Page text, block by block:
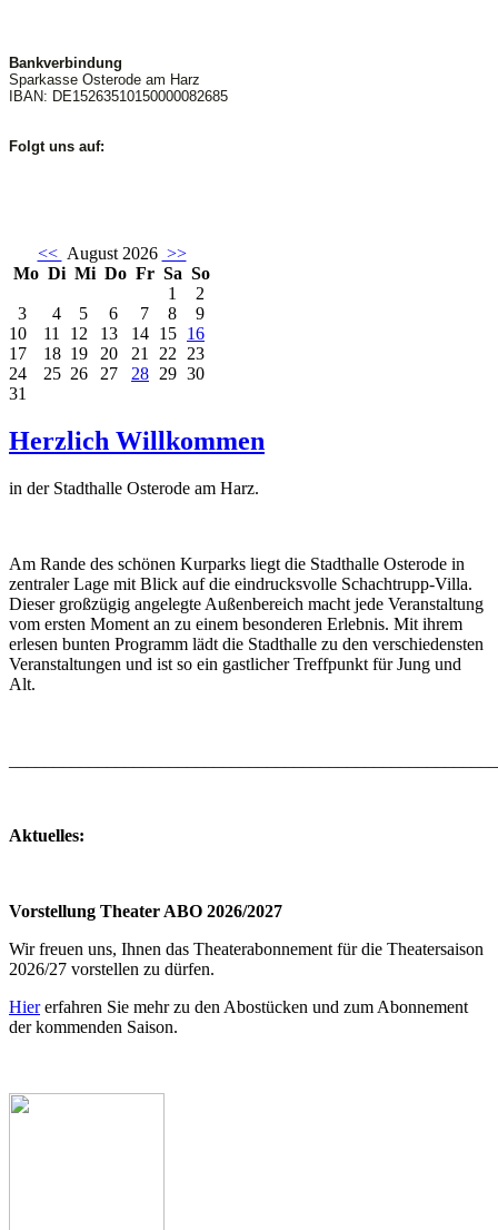
Bankverbindung
Sparkasse Osterode am Harz
IBAN: DE15263510150000082685
Folgt uns auf:
<< August 2026 >>
Mo Di Mi Do Fr Sa So
1
2
3
4 5 6 7 8
9
10
11 12 13 14 15 16
17
18 19 20 21 22 23
24
25 26 27 28 29 30
31
Herzlich Willkommen
in der Stadthalle Osterode am Harz.
Am Rande des schönen Kurparks liegt die Stadthalle Osterode in
zentraler Lage mit Blick auf die eindrucksvolle Schachtrupp-Villa.
Dieser großzügig angelegte Außenbereich macht jede Veranstaltung
vom ersten Moment an zu einem besonderen Erlebnis. Mit ihrem
erlesen bunten Programm lädt die Stadthalle zu den verschiedensten
Veranstaltungen und ist so ein gastlicher Treffpunkt für Jung und
Alt.
Aktuelles:
Vorstellung Theater ABO 2026/2027
Wir freuen uns, Ihnen das Theaterabonnement für die Theatersaison
2026/27 vorstellen zu dürfen.
Hiererfahren Sie mehr zu den Abostücken und zum Abonnement
der kommenden Saison.